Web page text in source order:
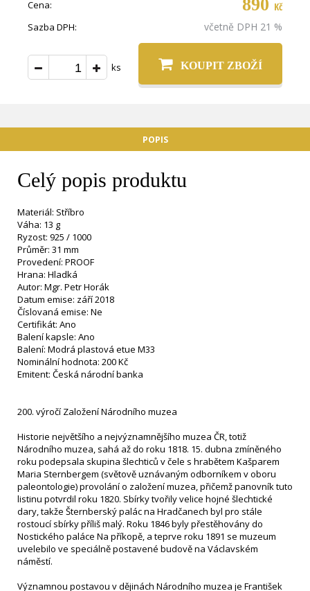
Cena: 890 Kč
Sazba DPH: včetně DPH 21 %
ks KOUPIT ZBOŽÍ
POPIS
Celý popis produktu
Materiál: Stříbro
Váha: 13 g
Ryzost: 925 / 1000
Průměr: 31 mm
Provedení: PROOF
Hrana: Hladká
Autor: Mgr. Petr Horák
Datum emise: září 2018
Číslovaná emise: Ne
Certifikát: Ano
Balení kapsle: Ano
Balení: Modrá plastová etue M33
Nominální hodnota: 200 Kč
Emitent: Česká národní banka
200. výročí Založení Národního muzea
Historie největšího a nejvýznamnějšího muzea ČR, totiž
Národního muzea, sahá až do roku 1818. 15. dubna zmíněného
roku podepsala skupina šlechticů v čele s hrabětem Kašparem
Maria Sternbergem (světově uznávaným odborníkem v oboru
paleontologie) provolání o založení muzea, přičemž panovník tuto
listinu potvrdil roku 1820. Sbírky tvořily velice hojné šlechtické
dary, takže Šternberský palác na Hradčanech byl pro stále
rostoucí sbírky příliš malý. Roku 1846 byly přestěhovány do
Nostického paláce Na příkopě, a teprve roku 1891 se muzeum
uvelebilo ve speciálně postavené budově na Václavském
náměstí.
Významnou postavou v dějinách Národního muzea je František